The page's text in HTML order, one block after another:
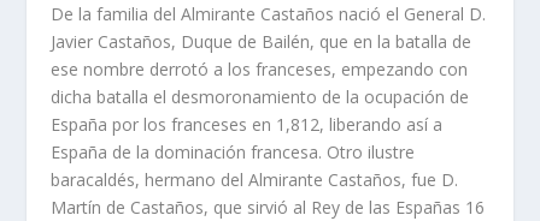
De la familia del Almirante Castaños nació el General D.
Javier Castaños, Duque de Bailén, que en la batalla de
ese nombre derrotó a los franceses, empezando con
dicha batalla el desmoronamiento de la ocupación de
España por los franceses en 1,812, liberando así a
España de la dominación francesa. Otro ilustre
baracaldés, hermano del Almirante Castaños, fue D.
Martín de Castaños, que sirvió al Rey de las Españas 16